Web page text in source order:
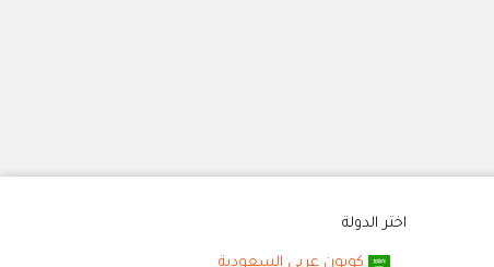
اختر الدولة
كوبون عربي السعودية